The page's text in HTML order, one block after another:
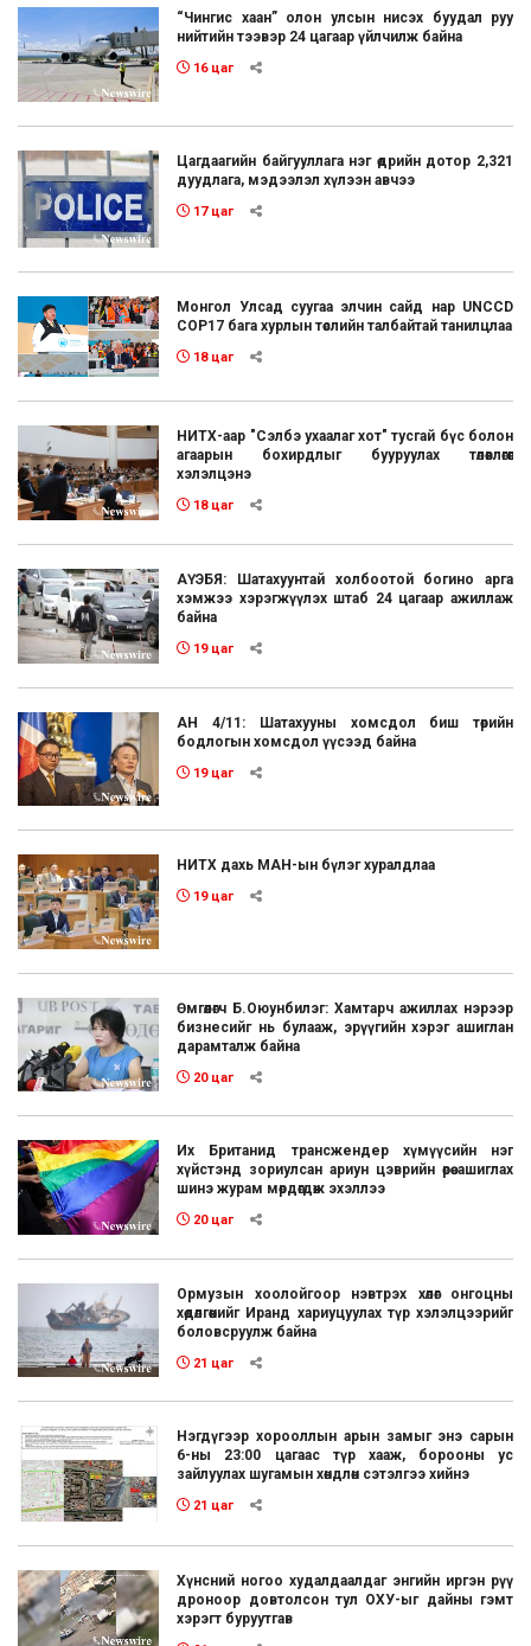
“Чингис хаан” олон улсын нисэх буудал руу
нийтийн тээвэр 24 цагаар үйлчилж байна
16 цаг
Цагдаагийн байгууллага нэг өдрийн дотор 2,321
дуудлага, мэдээлэл хүлээн авчээ
17 цаг
Монгол Улсад суугаа элчин сайд нар UNCCD
COP17 бага хурлын төслийн талбайтай танилцлаа
18 цаг
НИТХ-аар "Сэлбэ ухаалаг хот" тусгай бүс болон
агаарын бохирдлыг бууруулах төлөвлөгөөг
хэлэлцэнэ
18 цаг
АҮЭБЯ: Шатахуунтай холбоотой богино арга
хэмжээ хэрэгжүүлэх штаб 24 цагаар ажиллаж
байна
19 цаг
АН 4/11: Шатахууны хомсдол биш төрийн
бодлогын хомсдол үүсээд байна
19 цаг
НИТХ дахь МАН-ын бүлэг хуралдлаа
19 цаг
Өмгөөлөгч Б.Оюунбилэг: Хамтарч ажиллах нэрээр
бизнесийг нь булааж, эрүүгийн хэрэг ашиглан
дарамталж байна
20 цаг
Их Британид трансжендер хүмүүсийн нэг
хүйстэнд зориулсан ариун цэврийн өрөө ашиглах
шинэ журам мөрдөгдөж эхэллээ
20 цаг
Ормузын хоолойгоор нэвтрэх хөлөг онгоцны
хөдөлгөөнийг Иранд хариуцуулах түр хэлэлцээрийг
боловсруулж байна
21 цаг
Нэгдүгээр хорооллын арын замыг энэ сарын
6-ны 23:00 цагаас түр хааж, борооны ус
зайлуулах шугамын хөндлөн сэтэлгээ хийнэ
21 цаг
Хүнсний ногоо худалдаалдаг энгийн иргэн рүү
дроноор довтолсон тул ОХУ-ыг дайны гэмт
хэрэгт буруутгав